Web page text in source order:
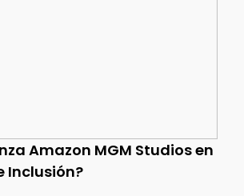
Amazon MGM Studios en
Inclusión?